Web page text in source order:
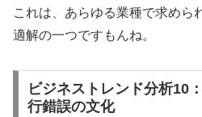
これは、あらゆる業種で求めら
適解の一つですもんね。
ビジネストレンド分析10
行錯誤の文化